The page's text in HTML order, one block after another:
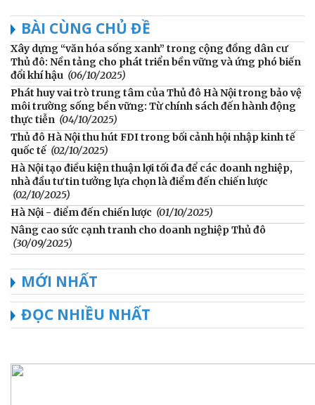
BÀI CÙNG CHỦ ĐỀ
Xây dựng “văn hóa sống xanh” trong cộng đồng dân cư
Thủ đô: Nền tảng cho phát triển bền vững và ứng phó biến
đổi khí hậu (06/10/2025)
Phát huy vai trò trung tâm của Thủ đô Hà Nội trong bảo vệ
môi trường sống bền vững: Từ chính sách đến hành động
thực tiễn (04/10/2025)
Thủ đô Hà Nội thu hút FDI trong bối cảnh hội nhập kinh tế
quốc tế (02/10/2025)
Hà Nội tạo điều kiện thuận lợi tối đa để các doanh nghiệp,
nhà đầu tư tin tưởng lựa chọn là điểm đến chiến lược
(02/10/2025)
Hà Nội - điểm đến chiến lược (01/10/2025)
Nâng cao sức cạnh tranh cho doanh nghiệp Thủ đô
(30/09/2025)
MỚI NHẤT
ĐỌC NHIỀU NHẤT